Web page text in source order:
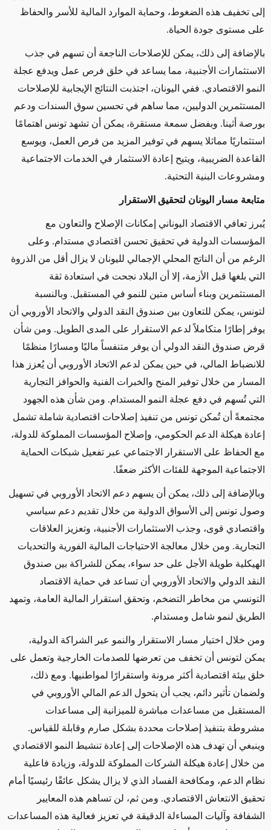
إلى تخفيف هذه الضغوط، وحماية الموارد المالية للأسر والحفاظ
على مستوى جودة الحياة.
بالإضافة إلى ذلك، يمكن للإصلاحات الناجعة أن تسهم في جذب
الاستثمارات الأجنبية، مما يساعد في خلق فرص عمل ويدفع عجلة
النمو الاقتصادي. ففي اليونان، اجتذبت النتائج الإيجابية للإصلاحات
المستثمرين الدوليين، مما ساهم في تحسين سوق السندات ودعم
بورصة أثينا. وبفضل سمعة مستقرة، يمكن أن تشهد تونس اهتمامًا
استثماريًا مماثلا يسهم في توفير المزيد من فرص العمل، ويوسع
القاعدة الضريبية، ويتيح إعادة الاستثمار في الخدمات الاجتماعية
ومشروعات البنية التحتية.
متابعة مسار اليونان لتحقيق الاستقرار
يُبرز تعافي الاقتصاد اليوناني إمكانات الإصلاح والتعاون مع
المؤسسات الدولية في تحقيق تحسن اقتصادي مستدام. وعلى
الرغم من أن الناتج المحلي الإجمالي لليونان لا يزال أقل من الذروة
التي بلغها قبل الأزمة، إلا أن البلاد نجحت في استعادة ثقة
المستثمرين وبناء أساس متين للنمو في المستقبل. وبالنسبة
لتونس، يمكن للتعاون بين صندوق النقد الدولي والاتحاد الأوروبي أن
يوفر إطارًا متكاملاً لدعم الاستقرار على المدى الطويل. ومن شأن
قرض صندوق النقد الدولي أن يوفر متنفساً ماليًا ومسارًا منظمًا
للانضباط المالي، في حين يمكن لدعم الاتحاد الأوروبي أن يُعزز هذا
المسار من خلال توفير المنح والخبرات الفنية والحوافز التجارية
التي تُسهم في دفع عجلة النمو المستدام. ومن شأن هذه الجهود
مجتمعةً أن تُمكن تونس من تنفيذ إصلاحات اقتصادية شاملة تشمل
إعادة هيكلة الدعم الحكومي، وإصلاح المؤسسات المملوكة للدولة،
مع الحفاظ على الاستقرار الاجتماعي عبر تفعيل شبكات الحماية
الاجتماعية الموجهة للفئات الأكثر ضعفًا.
وبالإضافة إلى ذلك، يمكن أن يسهم دعم الاتحاد الأوروبي في تسهيل
وصول تونس إلى الأسواق الدولية من خلال تقديم دعم سياسي
واقتصادي قوى، وجذب الاستثمارات الأجنبية، وتعزيز العلاقات
التجارية. ومن خلال معالجة الاحتياجات المالية الفورية والتحديات
الهيكلية طويلة الأجل على حد سواء، يمكن للشراكة بين صندوق
النقد الدولي والاتحاد الأوروبي أن تساعد في حماية الاقتصاد
التونسي من مخاطر التضخم، وتحقق استقرار المالية العامة، وتمهد
الطريق لنمو شامل ومستدام.
ومن خلال اختيار مسار الاستقرار والنمو عبر الشراكة الدولية،
يمكن لتونس أن تخفف من تعرضها للصدمات الخارجية وتعمل على
خلق بيئة اقتصادية أكثر مرونة واستقرارًا لمواطنيها. ومع ذلك،
ولضمان تأثير دائم، يجب أن يتحول الدعم المالي الأوروبي في
المستقبل من مساعدات مباشرة للميزانية إلى مساعدات
مشروطة بتنفيذ إصلاحات محددة بشكل صارم وقابلة للقياس.
وينبغي أن تهدف هذه الإصلاحات إلى إعادة تنشيط النمو الاقتصادي
من خلال إعادة هيكلة الشركات المملوكة للدولة، وزيادة فاعلية
نظام الدعم، ومكافحة الفساد الذي لا يزال يشكل عائقًا رئيسيًا أمام
تحقيق الانتعاش الاقتصادي. ومن ثم، لن تساهم هذه المعايير
الشفافة وآليات المساءلة الدقيقة في تعزيز فعالية هذه المساعدات